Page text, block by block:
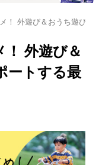
！ 外遊び＆おうち遊び
外遊び＆
ートする最